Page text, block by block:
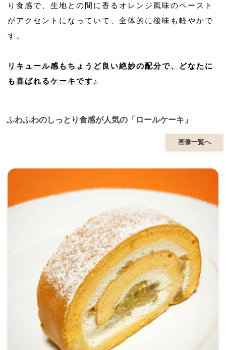
り食感で、生地との間に香るオレンジ風味のペースト
がアクセントになっていて、全体的に後味も軽やかで
す。
リキュール感もちょうど良い絶妙の配分で、どなたに
も喜ばれるケーキです♪
ふわふわのしっとり食感が人気の「ロールケーキ」
画像一覧へ